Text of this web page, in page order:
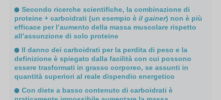
Secondo ricerche scientifiche, la combinazione di
proteine + carboidrati (un esempio èil gainer) non è più
efficace per l’aumento della massa muscolare rispetto
all’assunzione di solo proteine
Il danno dei carboidrati per la perdita di peso e la
definizione è spiegato dalla facilità con cui possono
essere trasformati in grasso corporeo, se assunti in
quantità superiori al reale dispendio energetico
Con diete a basso contenuto di carboidrati è